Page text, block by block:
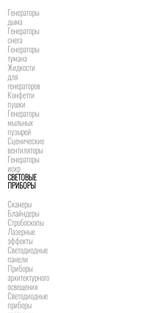
Генераторы
дыма
Генераторы
снега
Генераторы
тумана
Жидкости
для
генераторов
Конфетти
пушки
Генераторы
мыльных
пузырей
Сценические
вентиляторы
Генераторы
искр
СВЕТОВЫЕ
ПРИБОРЫ
Сканеры
Блайндеры
Стробоскопы
Лазерные
эффекты
Светодиодные
панели
Приборы
архитектурного
освещения
Светодиодные
приборы